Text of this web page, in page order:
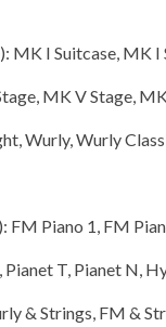
MK I Suitcase, MK I
MK V Stage,
Wurly, Wurly
FM Piano 1, FM
Pianet T, Pianet N,
& Strings, FM &